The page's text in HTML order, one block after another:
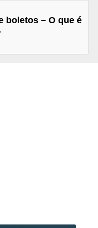
boletos – O que é